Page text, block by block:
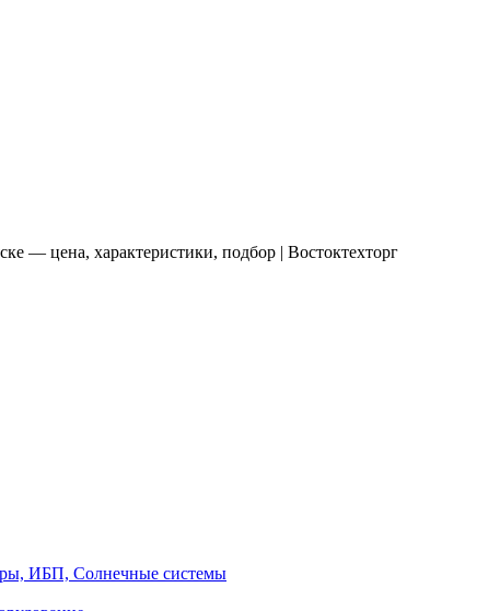
цена, характеристики, подбор | Востоктехторг
ИБП, Солнечные системы